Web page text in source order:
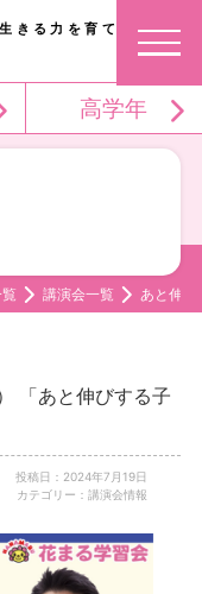
きる力を育てる。
高学年
講演会一覧 あと伸び
「あと伸びする子
投稿日：2024年7月19日
カテゴリー：講演会情報